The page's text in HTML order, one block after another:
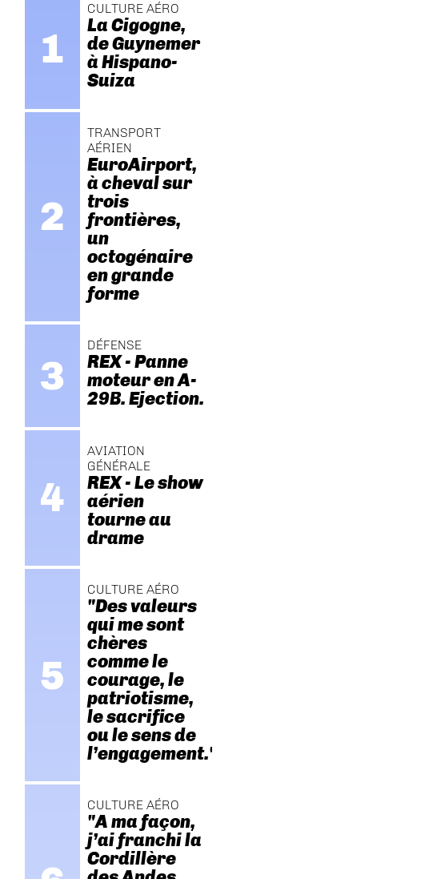
CULTURE AÉRO
La Cigogne,
de Guynemer
à Hispano-
Suiza
TRANSPORT
AÉRIEN
EuroAirport,
à cheval sur
trois
frontières,
un
octogénaire
en grande
forme
DÉFENSE
REX - Panne
moteur en A-
29B. Ejection.
AVIATION
GÉNÉRALE
REX - Le show
aérien
tourne au
drame
CULTURE AÉRO
"Des valeurs
qui me sont
chères
comme le
courage, le
patriotisme,
le sacrifice
ou le sens de
l’engagement."
CULTURE AÉRO
"A ma façon,
j’ai franchi la
Cordillère